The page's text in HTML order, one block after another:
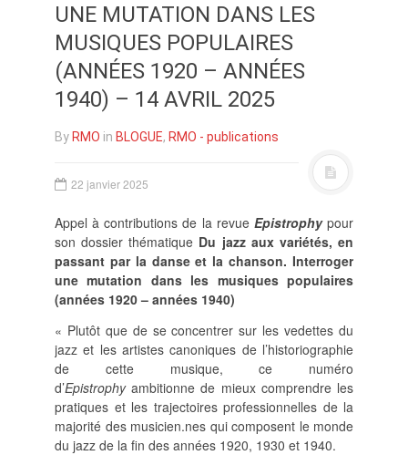
LA REVUE
PRÉSENTATION ET
POLITIQUE ÉDITORIALE
LA RÉDACTION
COMITÉ DE LECTURE
SOUMISSION
INDEXATION
INFORMATIONS
MENTIONS LÉGALES,
CRÉDITS & CGU
NOUS CONTACTER
UNE MUTATION DANS LES
MUSIQUES POPULAIRES
(ANNÉES 1920 – ANNÉES
1940) – 14 AVRIL 2025
By RMO in BLOGUE, RMO - publications
22 janvier 2025
Appel à contributions de la revue Epistrophypour
son dossier thématique Du jazz aux variétés, en
passant par la danse et la chanson. Interroger
une mutation dans les musiques populaires
(années 1920 – années 1940)
« Plutôt que de se concentrer sur les vedettes du
jazz et les artistes canoniques de l’historiographie
de cette musique, ce numéro
d’Epistrophyambitionne de mieux comprendre les
pratiques et les trajectoires professionnelles de la
majorité des musicien.nes qui composent le monde
du jazz de la fin des années 1920, 1930 et 1940.